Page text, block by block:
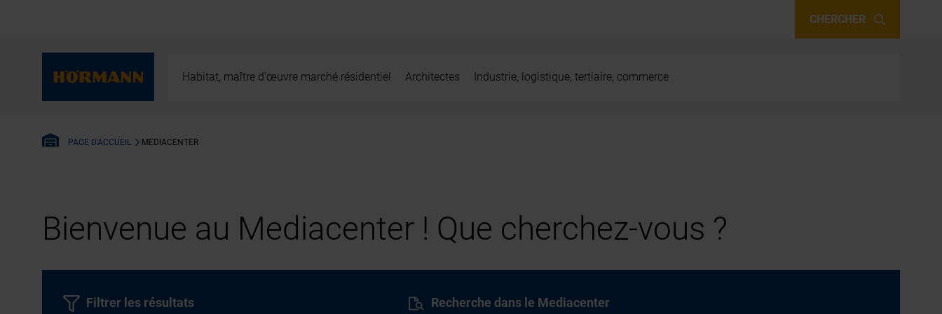
CHERCHER
Habitat, maître d’œuvre marché résidentiel Architectes Industrie, logistique, tertiaire, commerce
PAGE D'ACCUEIL MEDIACENTER
Bienvenue au Mediacenter ! Que cherchez-vous ?
Recherche dans le Mediacenter
Filtrer les résultats